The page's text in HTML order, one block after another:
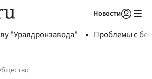
Новости
"Уралдронзавода" Проблемы с